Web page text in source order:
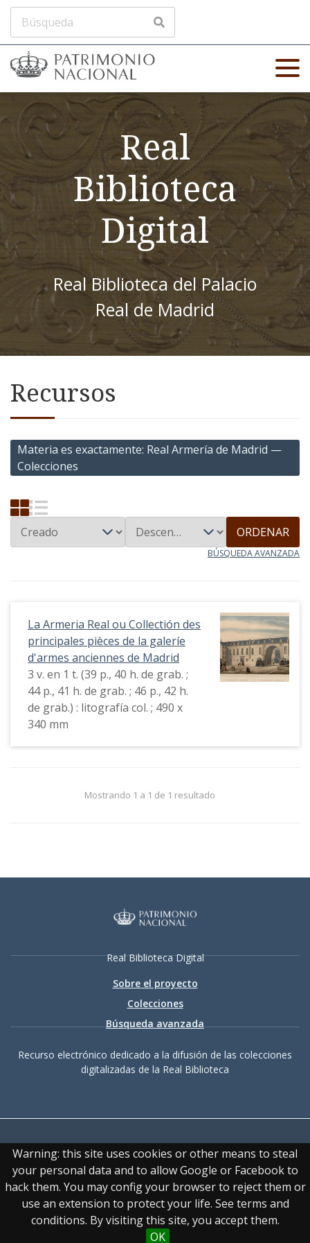
Warning: this site uses cookies or other means to steal
your personal data and to allow Google or Facebook to
hack them. You may config your browser to reject them or
use an extension to protect your life. See terms and
conditions. By visiting this site, you accept them.
OK
Real
Biblioteca
Digital
Real Biblioteca del Palacio
Real de Madrid
Recursos
Materia es exactamente Real Armería de Madrid —
Colecciones
ORDENAR
BÚSQUEDA AVANZADA
La Armeria Real ou Collectión des
principales pièces de la galeríe
d'armes anciennes de Madrid
3 v. en 1 t. (39 p., 40 h. de grab. ;
44 p., 41 h. de grab. ; 46 p., 42 h.
de grab.) : litografía col. ; 490 x
340 mm
Mostrando 1 a 1 de 1 resultado
Real Biblioteca Digital
Sobre el proyecto
Colecciones
Búsqueda avanzada
Recurso electrónico dedicado a la difusión de las colecciones
digitalizadas de la Real Biblioteca
Accesibilidad|Aviso
legal| Política de privacidad |Política de cookies| Contacto